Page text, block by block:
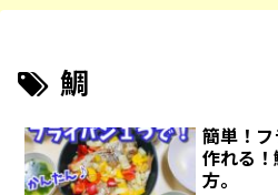
鯛
簡単！
作れる
方。